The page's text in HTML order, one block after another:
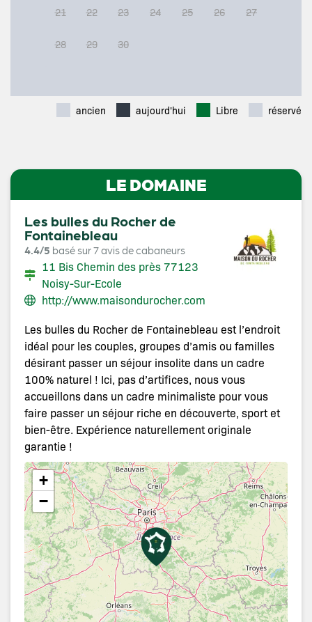
21 22 23 24 25 26 27
28 29 30
ancien aujourd'hui Libre réservé
LE DOMAINE
Les bulles du Rocher de
Fontainebleau
4.4/5 basé sur 7 avis de cabaneurs
11 Bis Chemin des près 77123
Noisy-Sur-Ecole
http://www.maisondurocher.com
Les bulles du Rocher de Fontainebleau est l’endroit
idéal pour les couples, groupes d’amis ou familles
désirant passer un séjour insolite dans un cadre
100% naturel ! Ici, pas d’artifices, nous vous
accueillons dans un cadre minimaliste pour vous
faire passer un séjour riche en découverte, sport et
bien-être. Expérience naturellement originale
garantie !
+
−